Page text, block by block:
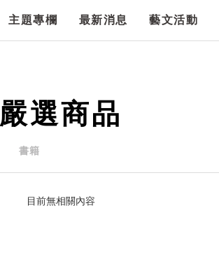
主題專欄 最新消息 藝文活動
嚴選商品
書籍
目前無相關內容